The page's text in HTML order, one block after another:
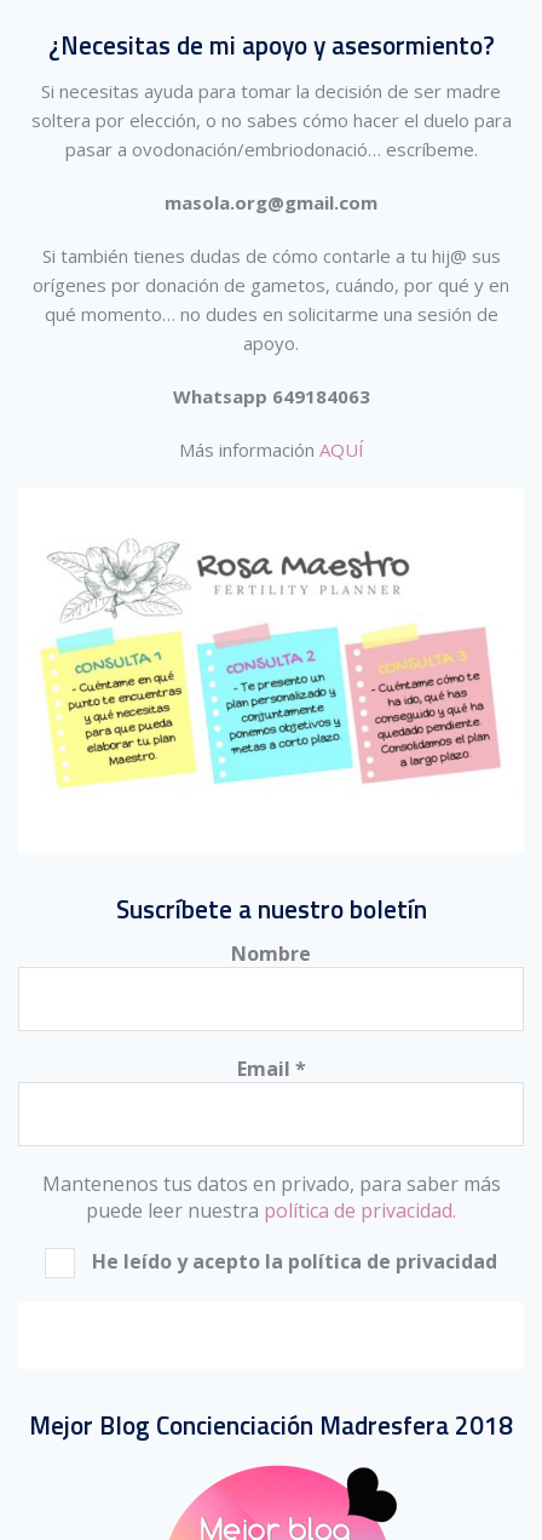
¿Necesitas de mi apoyo y asesormiento?
Si necesitas ayuda para tomar la decisión de ser madre
soltera por elección, o no sabes cómo hacer el duelo para
pasar a ovodonación/embriodonació… escríbeme.
masola.org@gmail.com
Si también tienes dudas de cómo contarle a tu hij@ sus
orígenes por donación de gametos, cuándo, por qué y en
qué momento… no dudes en solicitarme una sesión de
apoyo.
Whatsapp 649184063
Más información AQUÍ
Suscríbete a nuestro boletín
Nombre
Email *
Mantenenos tus datos en privado, para saber más
puede leer nuestra política de privacidad.
He leído y acepto la política de privacidad
Mejor Blog Concienciación Madresfera 2018